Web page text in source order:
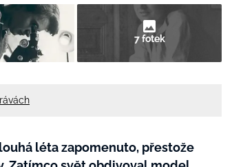
7 fotek
léta zapomenuto, přestože